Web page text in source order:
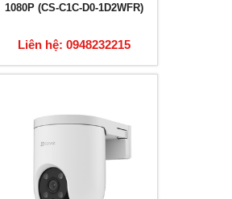
1080P (CS-C1C-D0-1D2WFR)
Liên hệ: 0948232215